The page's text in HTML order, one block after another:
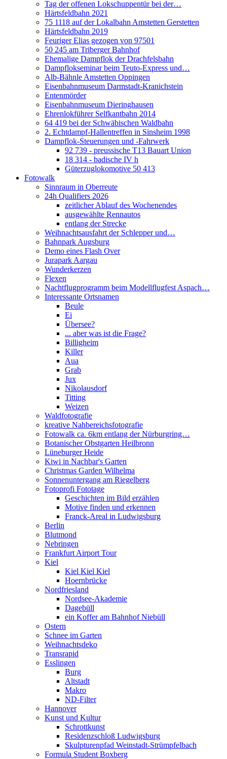
Tag der offenen Lokschuppentür bei der…
Härtsfeldbahn 2021
75 1118 auf der Lokalbahn Amstetten Gerstetten
Härtsfeldbahn 2019
Feuriger Elias gezogen von 97501
50 245 am Triberger Bahnhof
Ehemalige Dampflok der Drachfelsbahn
Dampflokseminar beim Teuto-Express und…
Alb-Bähnle Amstetten Oppingen
Eisenbahnmuseum Darmstadt-Kranichstein
Entenmörder
Eisenbahnmuseum Dieringhausen
Ehrenlokführer Selfkantbahn 2014
64 419 bei der Schwäbischen Waldbahn
2. Echtdampf-Hallentreffen in Sinsheim 1998
Dampflok-Steuerungen und -Fahrwerk
92 739 - preussische T13 Bauart Union
18 314 - badische IV h
Güterzuglokomotive 50 413
Fotowalk
Sinnraum in Oberreute
24h Qualifiers 2026
zeitlicher Ablauf des Wochenendes
ausgewählte Rennautos
entlang der Strecke
Weihnachtsausfahrt der Schlepper und…
Bahnpark Augsburg
Demo eines Flash Over
Jurapark Aargau
Wunderkerzen
Flexen
Nachtflugprogramm beim Modellflugfest Aspach…
Interessante Ortsnamen
Beule
Ei
Übersee?
... aber was ist die Frage?
Billigheim
Killer
Aua
Grab
Jux
Nikolausdorf
Titting
Weizen
Waldfotografie
kreative Nahbereichsfotografie
Fotowalk ca. 6km entlang der Nürburgring…
Botanischer Obstgarten Heilbronn
Lüneburger Heide
Kiwi in Nachbar's Garten
Christmas Garden Wilhelma
Sonnenuntergang am Riegelberg
Fotoprofi Fototage
Geschichten im Bild erzählen
Motive finden und erkennen
Franck-Areal in Ludwigsburg
Berlin
Blutmond
Nebringen
Frankfurt Airport Tour
Kiel
Kiel Kiel Kiel
Hoernbrücke
Nordfriesland
Nordsee-Akademie
Dagebüll
ein Koffer am Bahnhof Niebüll
Ostern
Schnee im Garten
Weihnachtsdeko
Transrapid
Esslingen
Burg
Altstadt
Makro
ND-Filter
Hannover
Kunst und Kultur
Schrottkunst
Residenzschloß Ludwigsburg
Skulpturenpfad Weinstadt-Strümpfelbach
Formula Student Boxberg